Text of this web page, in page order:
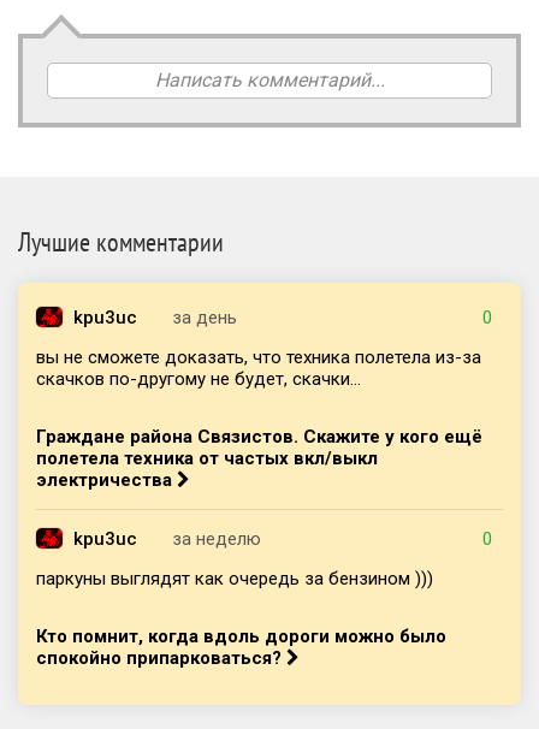
Написать комментарий...
Лучшие комментарии
kpu3uc за день
0
вы не сможете доказать, что техника полетела из-за
скачков по-другому не будет, скачки...
Граждане района Связистов. Скажите у кого ещё
полетела техника от частых вкл/выкл
электричества
kpu3uc за неделю
0
паркуны выглядят как очередь за бензином )))
Кто помнит, когда вдоль дороги можно было
спокойно припарковаться?